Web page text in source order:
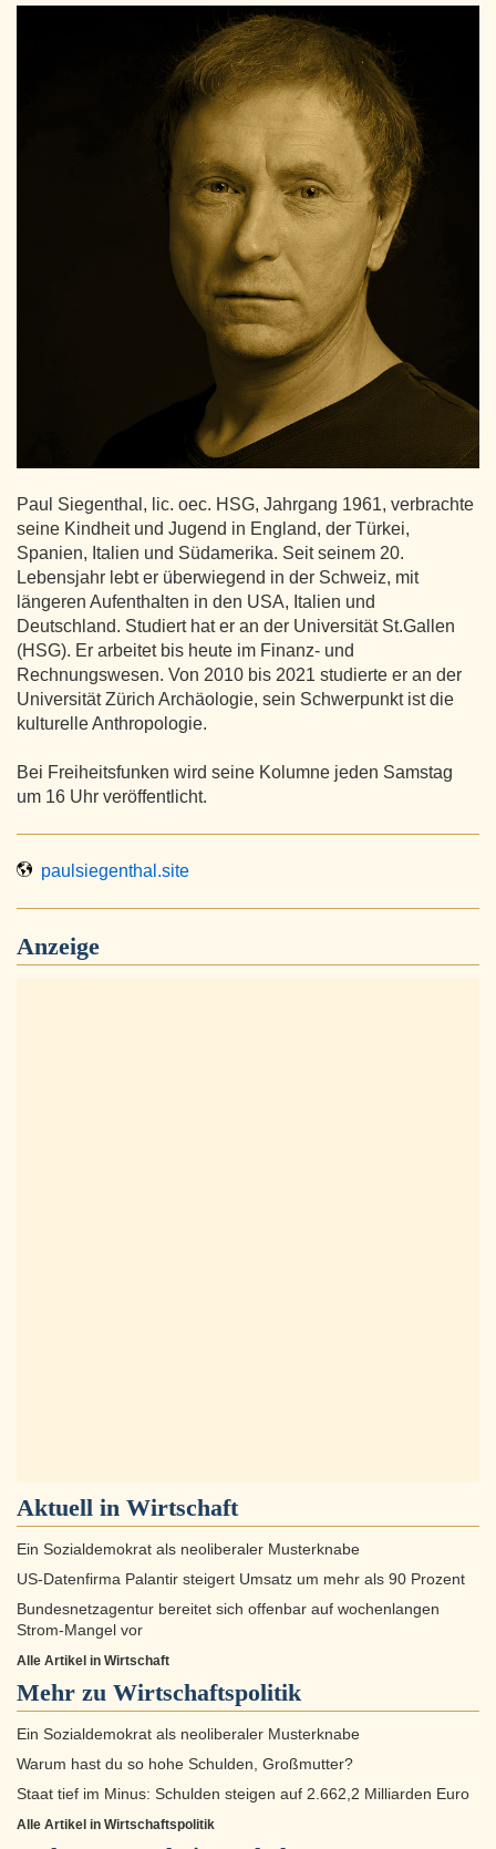
Paul Siegenthal, lic. oec. HSG, Jahrgang 1961, verbrachte
seine Kindheit und Jugend in England, der Türkei,
Spanien, Italien und Südamerika. Seit seinem 20.
Lebensjahr lebt er überwiegend in der Schweiz, mit
längeren Aufenthalten in den USA, Italien und
Deutschland. Studiert hat er an der Universität St.Gallen
(HSG). Er arbeitet bis heute im Finanz- und
Rechnungswesen. Von 2010 bis 2021 studierte er an der
Universität Zürich Archäologie, sein Schwerpunkt ist die
kulturelle Anthropologie.
Bei Freiheitsfunken wird seine Kolumne jeden Samstag
um 16 Uhr veröffentlicht.
paulsiegenthal.site
Anzeige
Aktuell in Wirtschaft
Ein Sozialdemokrat als neoliberaler Musterknabe
US-Datenfirma Palantir steigert Umsatz um mehr als 90 Prozent
Bundesnetzagentur bereitet sich offenbar auf wochenlangen
Strom-Mangel vor
Alle Artikel in Wirtschaft
Mehr zu Wirtschaftspolitik
Ein Sozialdemokrat als neoliberaler Musterknabe
Warum hast du so hohe Schulden, Großmutter?
Staat tief im Minus: Schulden steigen auf 2.662,2 Milliarden Euro
Alle Artikel in Wirtschaftspolitik